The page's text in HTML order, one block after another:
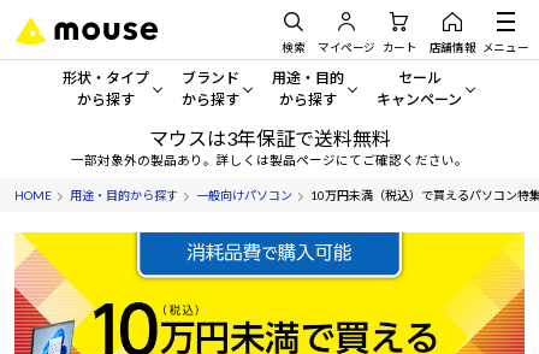
検索 マイページ カート 店舗情報 メニュー
形状・タイプ
から探す
形状・タイプから探す をすべてみる
デスクトップPC
タブレット
ブランド
から探す
mouse
G TUNE
NEXTGEAR
DAIV
用途・目的
から探す
一般向けパソコン
ゲーミングPC・ゲーム向けパソコン
クリエイティブ向け
ビジネス向けパソコン
セール
キャンペーン
セール・キャンペー
期間限定セール
アウトレットパソコン
すべて新品の旧モデル製品
マウスは3年保証で送料無料
一部対象外の製品あり。詳しくは製品ページにてご確認ください。
HOME 用途・目的から探す 一般向けパソコン 10万円未満（税込）で買えるパソコン特